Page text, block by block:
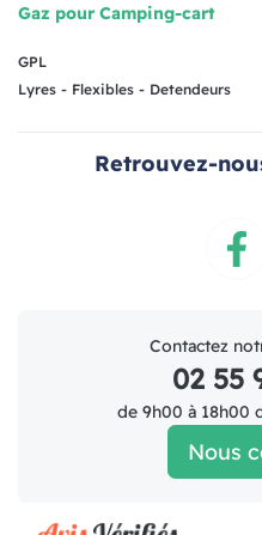
Gaz pour Camping-cart
GPL
Lyres - Flexibles - Detendeurs
Retrouvez-
Contactez
02 55
de 9h00 à 18h00
Nous